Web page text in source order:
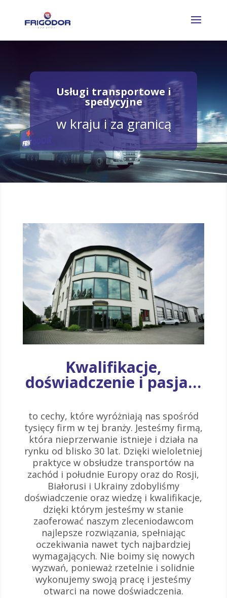
Usługi transportowe i
spedycyjne
w kraju i za granicą
Kwalifikacje,
doświadczenie i pasja…
to cechy, które wyróżniają nas spośród
tysięcy firm w tej branży. Jesteśmy firmą,
która nieprzerwanie istnieje i działa na
rynku od blisko 30 lat. Dzięki wieloletniej
praktyce w obsłudze transportów na
zachód i południe Europy oraz do Rosji,
Białorusi i Ukrainy zdobyliśmy
doświadczenie oraz wiedzę i kwalifikacje,
dzięki którym jesteśmy w stanie
zaoferować naszym zleceniodawcom
najlepsze rozwiązania, spełniając
oczekiwania nawet tych najbardziej
wymagających. Nie boimy się nowych
wyzwań, ponieważ rzetelnie i solidnie
wykonujemy swoją pracę i jesteśmy
otwarci na nowe doświadczenia.